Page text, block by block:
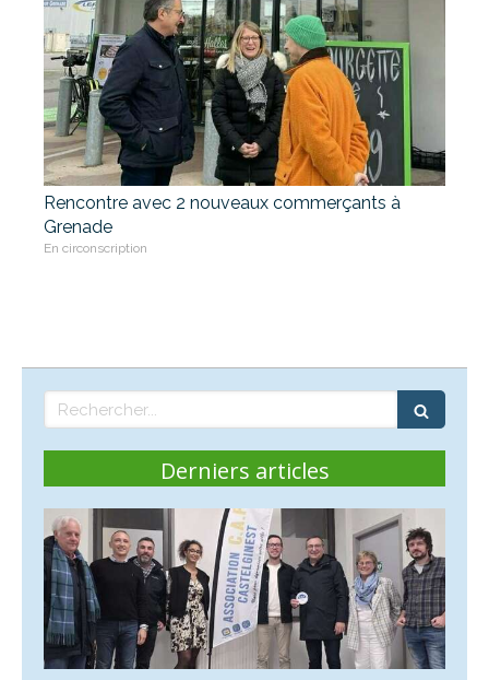
Rencontre avec 2 nouveaux commerçants à
Grenade
En circonscription
Rechercher
Derniers articles